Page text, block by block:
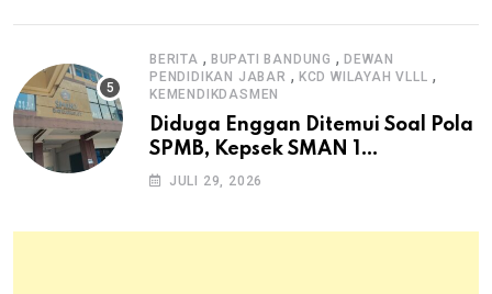
BERITA , BUPATI BANDUNG ,DEWAN
PENDIDIKAN JABAR , KCD WILAYAH VLLL ,
KEMENDIKDASMEN
Diduga Enggan Ditemui Soal Pola
SPMB, Kepsek SMAN 1
Dayeuhkolot Dikeluhkan Orang
JULI 29, 2026